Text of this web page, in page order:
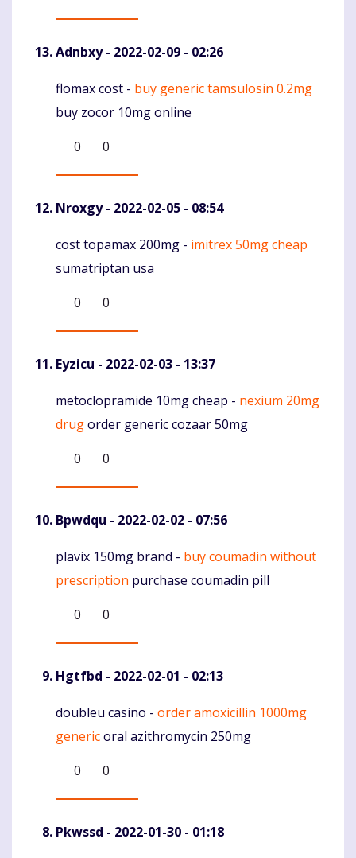
Adnbxy- 2022-02-09 - 02:26
Komentaras
flomax cost - buy generic tamsulosin 0.2mg
buy zocor 10mg online
0
0
Nroxgy- 2022-02-05 - 08:54
Komentaras
cost topamax 200mg - imitrex 50mg cheap
sumatriptan usa
0
0
Eyzicu - 2022-02-03 - 13:37
Komentaras
metoclopramide 10mg cheap - nexium 20mg
drugorder generic cozaar 50mg
0
0
Bpwdqu - 2022-02-02 - 07:56
Komentaras
plavix 150mg brand - buy coumadin without
prescription purchase coumadin pill
0
0
Hgtfbd - 2022-02-01 - 02:13
Komentaras
doubleu casino - order amoxicillin 1000mg
genericoral azithromycin 250mg
0
0
Pkwssd - 2022-01-30 - 01:18